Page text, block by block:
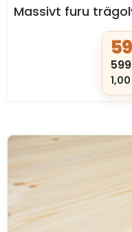
Massivt furu
599